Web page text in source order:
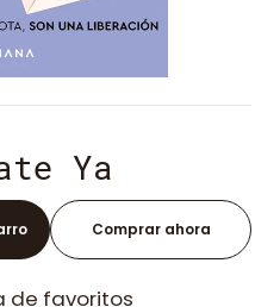
Ya
Comprar ahora
de favoritos